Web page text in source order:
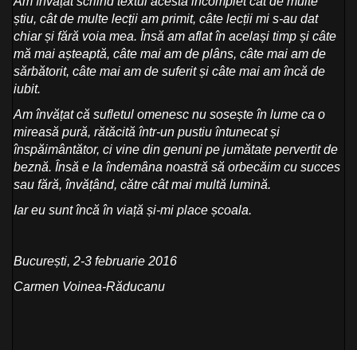
știu, cât de multe lecții am primit, câte lecții mi s-au dat
chiar și fără voia mea. Însă am aflat în același timp și câte
mă mai așteaptă, câte mai am de plâns, câte mai am de
sărbătorit, câte mai am de suferit și câte mai am încă de
iubit.
Am învățat că sufletul omenesc nu sosește în lume ca o
mireasă pură, rătăcită într-un pustiu întunecat și
înspăimântător, ci vine din genuni pe jumătate pervertit de
beznă. Însă e la îndemâna noastră să orbecăim cu succes
sau fără, învățând, către cât mai multă lumină.
Iar eu sunt încă în viață și-mi place școala.
București, 2-3 februarie 2016
Carmen Voinea-Răducanu